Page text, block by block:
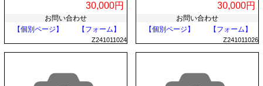
30,000円
お問い合わせ
【個別ページ】
【フォーム】
Z241011024
30,000円
お問い合わせ
【個別ページ】
【フォーム】
Z241011026